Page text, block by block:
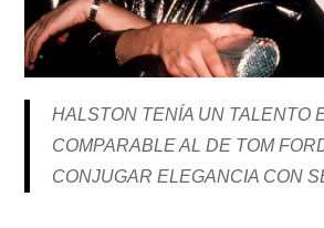
HALSTON TENÍA UN TALENTO
COMPARABLE AL DE TOM
CONJUGAR ELEGANCIA CON